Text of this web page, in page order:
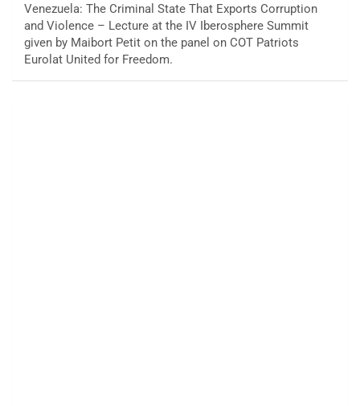
Venezuela: The Criminal State That Exports Corruption
and Violence – Lecture at the IV Iberosphere Summit
given by Maibort Petit on the panel on COT Patriots
Eurolat United for Freedom.